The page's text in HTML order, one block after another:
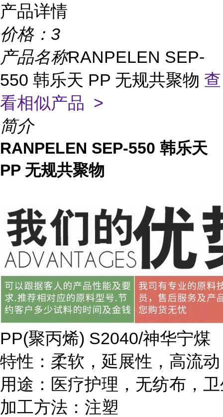
产品详情
价格： 3
产品名称RANPELEN SEP-
550 韩乐天 PP 无规共聚物 查
看相似产品 >
简介
RANPELEN SEP-550 韩乐天
PP 无规共聚物
PP(聚丙烯) S2040/神华宁煤
特性：柔软，延展性，高流动
用途：医疗护理，无纺布，
加工方法：注塑